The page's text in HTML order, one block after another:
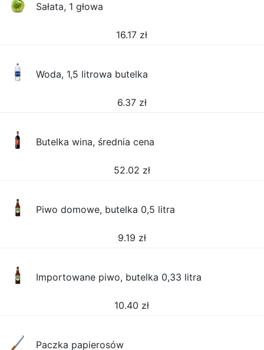
Sałata, 1 głowa
16.17 zł
Woda, 1,5 litrowa butelka
6.37 zł
Butelka wina, średnia cena
52.02 zł
Piwo domowe, butelka 0,5 litra
9.19 zł
Importowane piwo, butelka 0,33 litra
10.40 zł
Paczka papierosów